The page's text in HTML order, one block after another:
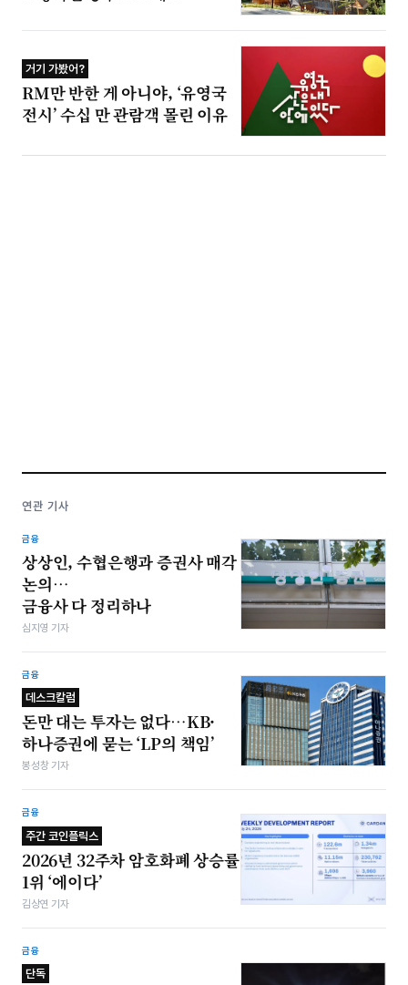
거기 가봤어?
RM만 반한 게 아니야, ‘유영국
전시’ 수십 만 관람객 몰린 이유
연관 기사
금융
상상인, 수협은행과 증권사 매각
논의…
금융사 다 정리하나
심지영 기자
금융
데스크칼럼
돈만 대는 투자는 없다…KB·
하나증권에 묻는 ‘LP의 책임’
봉성창 기자
금융
주간 코인플릭스
2026년 32주차 암호화폐 상승률
1위 ‘에이다’
김상연 기자
금융
단독